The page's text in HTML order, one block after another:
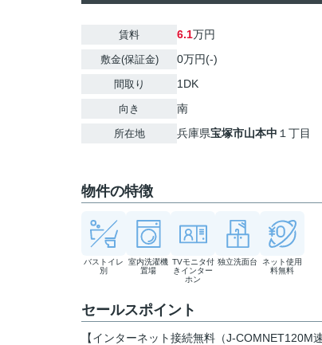
賃料 6.1万円
敷金(保証金) 0万円(-)
間取り 1DK
向き 南
所在地 兵庫県宝塚市山本中 １丁目
物件の特徴
バストイレ
別
室内洗濯機
置場
TVモニタ付
きインター
ホン
独立洗面台
ネット使用
料無料
セールスポイント
【インターネット接続無料（J-COMNET120M